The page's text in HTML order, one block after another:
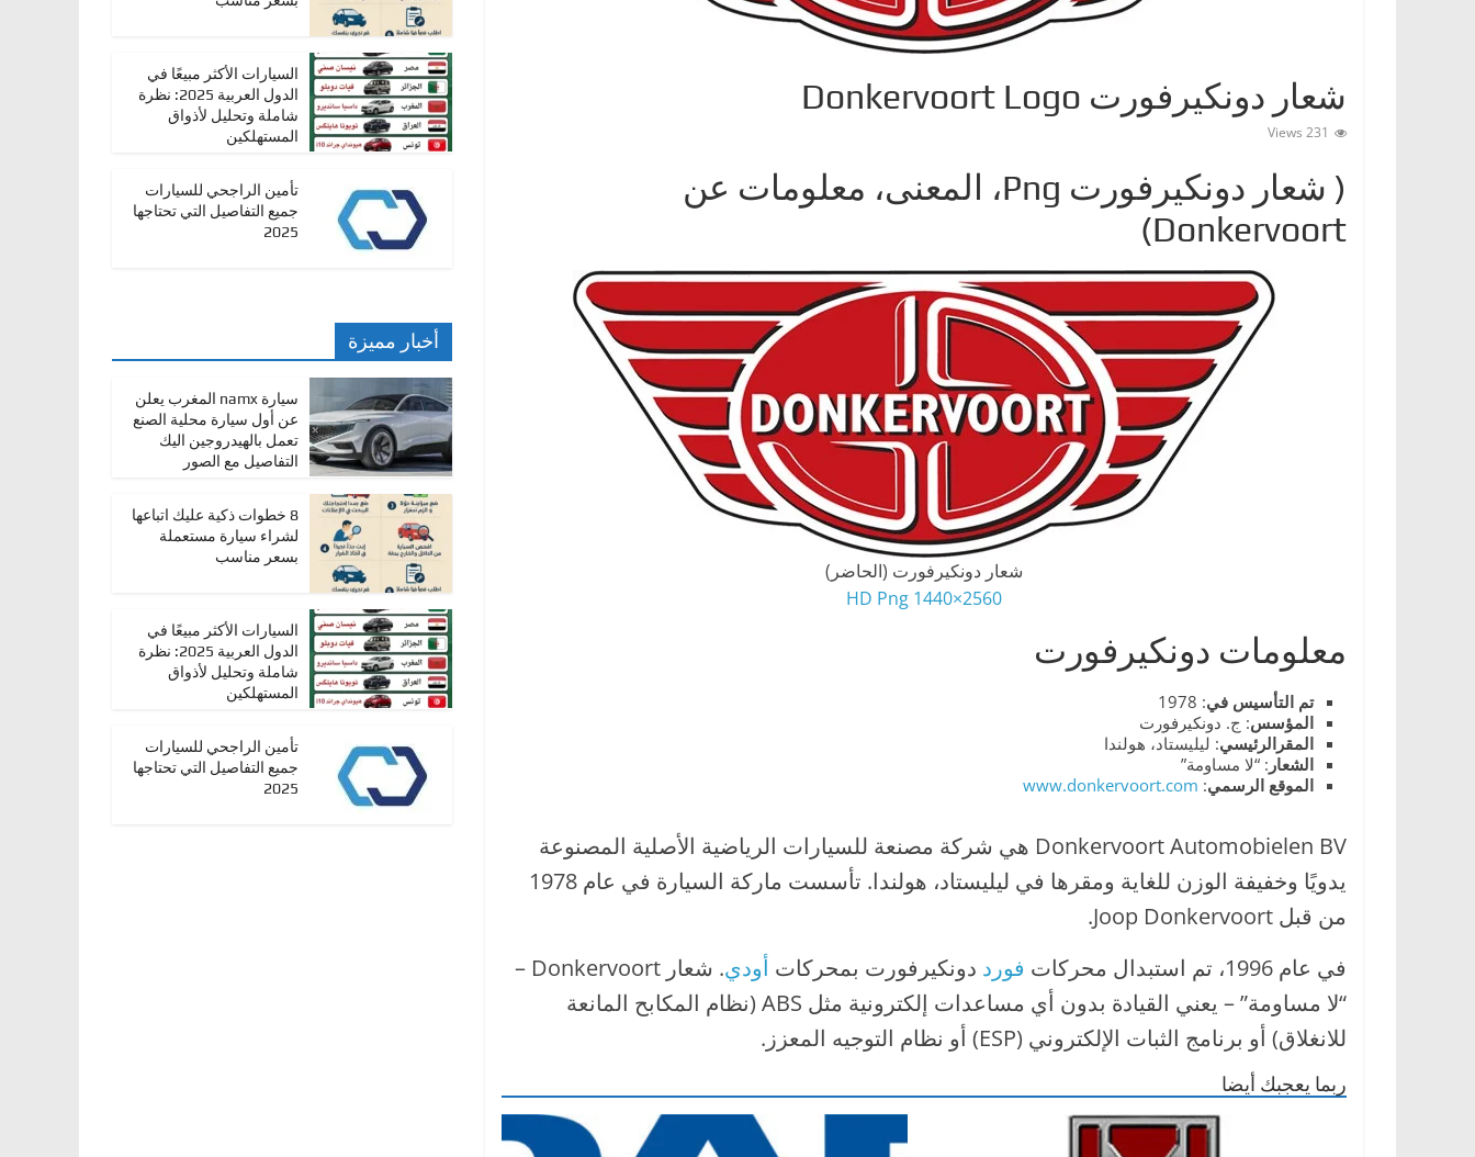
ا
أ
ا
ل
س
ي
ر
ت
،
و
ل
ا
ت
ا
د
شعار دونكيرفورت Donkervoort Logo
231 Views
( شعار دونكيرفورتPng ‎، المعنى، معلومات عن
Donkervoort)
شعار دونكيرفورت (الحاضر)
2560×1440 HD Png
معلومات دونكيرفورت
تم التأسيس في: 1978
المؤسس: ج. دونكيرفورت
المقرالرئيسي: ليليستاد، هولندا
الشعار : “لا مساومة”
الموقع الرسمي:
www.donkervoort.com
Donkervoort Automobielen BV هي شركة مصنعة للسيارات الرياضية الأصلية المصنوعة
يدويًا وخفيفة الوزن للغاية ومقرها في ليليستاد، هولندا. تأسست ماركة السيارة في عام 1978
من قبل Joop Donkervoort.
في عام 1996، تم استبدال محركات
فورد دونكيرفورت بمحركات أودي
. شعار Donkervoort –
“لا مساومة” – يعني القيادة بدون أي مساعدات إلكترونية مثل ABS (نظام المكابح المانعة
للانغلاق) أو برنامج الثبات الإلكتروني (ESP) أو نظام التوجيه المعزز.
ربما يعجبك أيضا
السيارات الأكثر مبيعًا في
الدول العربية 2025: نظرة
شاملة وتحليل لأذواق
المستهلكين
تأمين الراجحي للسيارات
جميع التفاصيل التي تحتاجها
2025
أخبار مميزة
سيارة namx المغرب يعلن
عن أول سيارة محلية الصنع
تعمل بالهيدروجين اليك
التفاصيل مع الصور
8 خطوات ذكية عليك اتباعها
لشراء سيارة مستعملة
بسعر مناسب
السيارات الأكثر مبيعًا في
الدول العربية 2025: نظرة
شاملة وتحليل لأذواق
المستهلكين
تأمين الراجحي للسيارات
جميع التفاصيل التي تحتاجها
2025